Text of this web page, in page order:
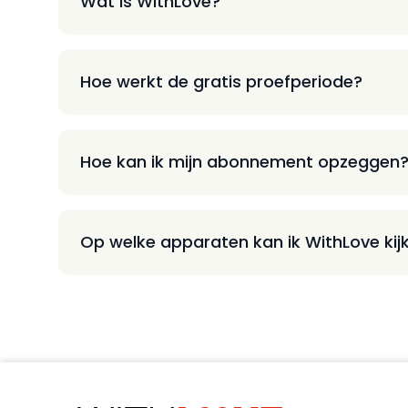
Hoe werkt de gratis proefperiode?
Hoe kan ik mijn abonnement opzeggen?
Op welke apparaten kan ik WithLove